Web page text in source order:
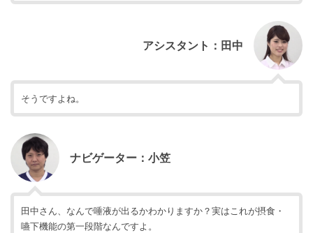
アシスタント：田中
そうですよね。
ナビゲーター：小笠
田中さん、なんで唾液が出るかわかりますか？実はこれが摂食・
嚥下機能の第一段階なんですよ。